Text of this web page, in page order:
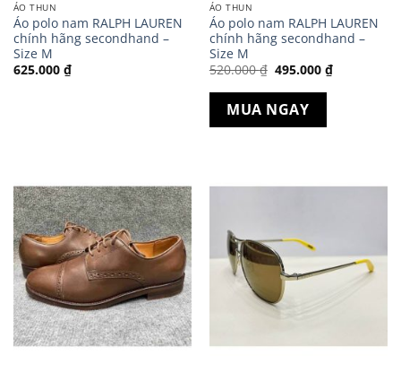
ÁO THUN
Áo polo nam RALPH LAUREN
chính hãng secondhand –
Size M
625.000 ₫
ÁO THUN
Áo polo nam RALPH LAUREN
chính hãng secondhand –
Size M
520.000₫ Giá
là:
520.000 ₫.
495.000 ₫Giá
hiện
MUA NGAY